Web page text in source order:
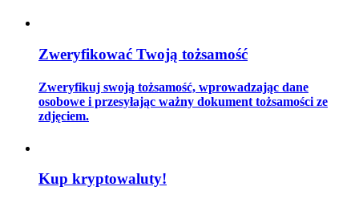
Przewodnik
Przewodnik dla początkujących dotyczący kontraktów futures
Zweryfikować Twoją tożsamość
Zweryfikuj swoją tożsamość, wprowadzając dane
osobowe i przesyłając ważny dokument tożsamości ze
zdjęciem.
Kup kryptowaluty!